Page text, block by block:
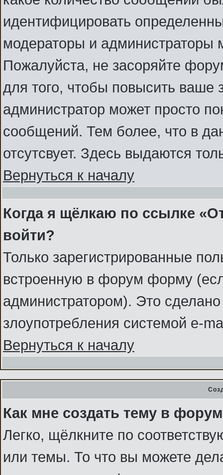
идентифицировать
модераторы и администраторы
Пожалуйста, не засоряйте
для того, чтобы повысить ваше
администратор может просто
сообщений. Тем более, что в
отсутсвует. Здесь выдаются
Вернуться к началу
Когда я щёлкаю по ссылке
войти?
Только зарегистрированные
встроенную в форум форму
администратором). Это
злоупотребления системой e-
Вернуться к началу
Как мне создать тему в
Легко, щёлкните по
или темы. То что вы можете